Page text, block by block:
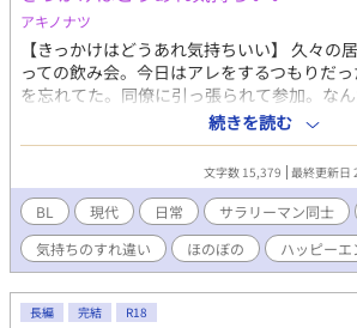
アキノナツ
【きっかけはどうあれ気持ちいい】 久々の
っての飲み会。今日はアレをするつもりだ
を忘れてた。同僚に引っ張られて参加。な
るが、大丈夫さ、バレてない。 酔いが回っ
ブホテルにいるようです…。 【きっかけは
間違いはない】 攻め視点の話。 攻めが、
いから恋人になるまでのお話です。 リーマ
R18です。 R18のはタイトル後ろに ※ を
にご注意下さい。 暫く養生してて、復帰で
ょっとぼんやりですが、自分は楽しく書けま
ると嬉しいです。 『春短編2025』参加作品
れ違い】
続きを読む
文字数 15,379 最終更新日
BL 現代 日常 サラリーマン同士
気持ちのすれ違い
ほのぼの ハッピーエ
長編 完結 R18